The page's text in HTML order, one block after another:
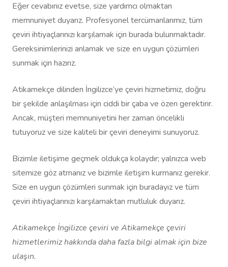
Eğer cevabınız evetse, size yardımcı olmaktan
memnuniyet duyarız. Profesyonel tercümanlarımız, tüm
çeviri ihtiyaçlarınızı karşılamak için burada bulunmaktadır.
Gereksinimlerinizi anlamak ve size en uygun çözümleri
sunmak için hazırız.
Atikamekçe dilinden İngilizce’ye çeviri hizmetimiz, doğru
bir şekilde anlaşılması için ciddi bir çaba ve özen gerektirir.
Ancak, müşteri memnuniyetini her zaman öncelikli
tutuyoruz ve size kaliteli bir çeviri deneyimi sunuyoruz.
Bizimle iletişime geçmek oldukça kolaydır; yalnızca web
sitemize göz atmanız ve bizimle iletişim kurmanız gerekir.
Size en uygun çözümleri sunmak için buradayız ve tüm
çeviri ihtiyaçlarınızı karşılamaktan mutluluk duyarız.
Atikamekçe İngilizce çeviri ve Atikamekçe çeviri
hizmetlerimiz hakkında daha fazla bilgi almak için bize
ulaşın.